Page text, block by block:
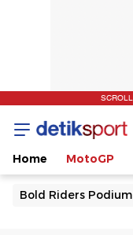
Home MotoGP
Bold Riders